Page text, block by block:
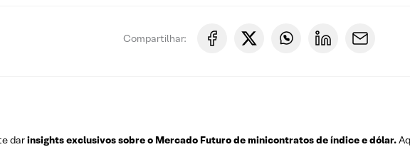
Compartilhar:
darinsights exclusivos sobre o Mercado Futurode minicontratos de índice e dólar.